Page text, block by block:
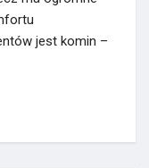
jest komin –